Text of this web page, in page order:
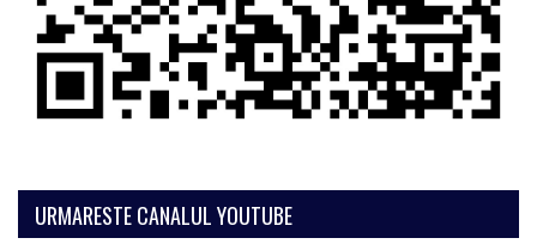
URMARESTE CANALUL YOUTUBE